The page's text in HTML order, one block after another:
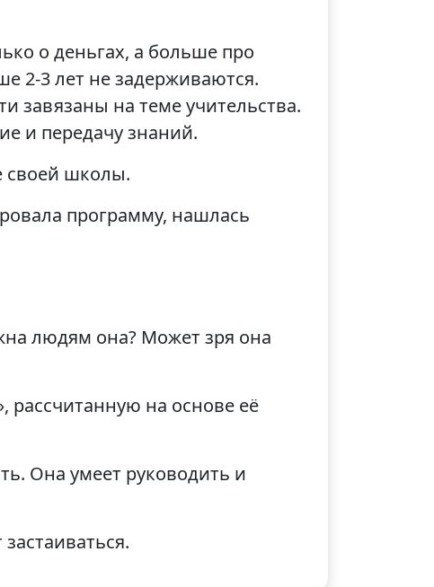
о деньгах, а больше про
2-3 лет не задерживаются.
завязаны на теме учительства.
и передачу знаний.
своей школы.
программу, нашлась
людям она? Может зря она
рассчитанную на основе её
Она умеет руководить и